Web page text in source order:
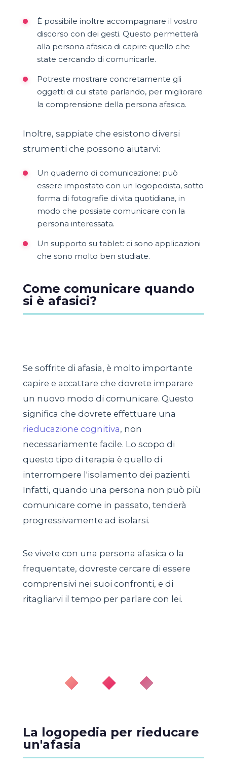
È possibile inoltre accompagnare il vostro
discorso con dei gesti. Questo permetterà
alla persona afasica di capire quello che
state cercando di comunicarle.
Potreste mostrare concretamente gli
oggetti di cui state parlando, per migliorare
la comprensione della persona afasica.
Inoltre, sappiate che esistono diversi
strumenti che possono aiutarvi:
Un quaderno di comunicazione: può
essere impostato con un logopedista, sotto
forma di fotografie di vita quotidiana, in
modo che possiate comunicare con la
persona interessata.
Un supporto su tablet: ci sono applicazioni
che sono molto ben studiate.
Come comunicare quando
si è afasici?
Se soffrite di afasia, è molto importante
capire e accattare che dovrete imparare
un nuovo modo di comunicare. Questo
significa che dovrete effettuare una
rieducazione cognitiva, non
necessariamente facile. Lo scopo di
questo tipo di terapia è quello di
interrompere l'isolamento dei pazienti.
Infatti, quando una persona non può più
comunicare come in passato, tenderà
progressivamente ad isolarsi.
Se vivete con una persona afasica o la
frequentate, dovreste cercare di essere
comprensivi nei suoi confronti, e di
ritagliarvi il tempo per parlare con lei.
◆ ◆ ◆
La logopedia per rieducare
un'afasia